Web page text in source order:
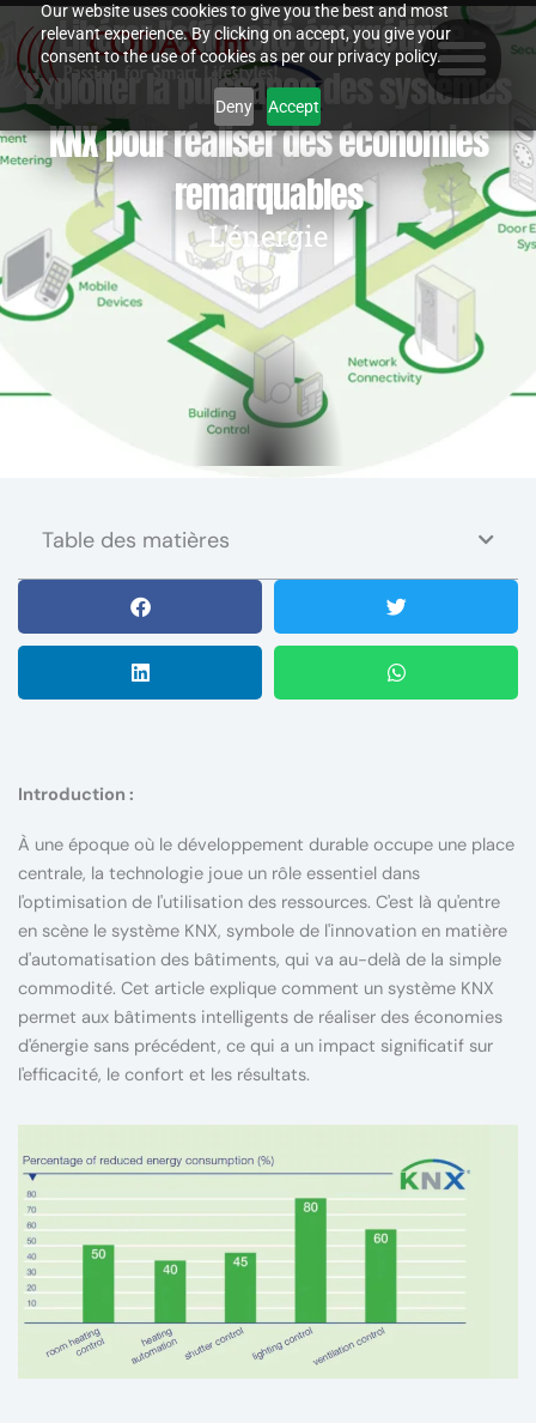
Our website uses cookies to give you the best and most
relevant experience. By clicking on accept, you give your
consent to the use of cookies as per our privacy policy.
Deny Accept
Skip
content
Libérer l'efficacité énergétique :
Exploiter la puissance des systèmes
KNX pour réaliser des économies
remarquables
L'énergie
Table des matières
Introduction :
À une époque où le développement durable occupe une place
centrale, la technologie joue un rôle essentiel dans
l'optimisation de l'utilisation des ressources. C'est là qu'entre
en scène le système KNX, symbole de l'innovation en matière
d'automatisation des bâtiments, qui va au-delà de la simple
commodité. Cet article explique comment un système KNX
permet aux bâtiments intelligents de réaliser des économies
d'énergie sans précédent, ce qui a un impact significatif sur
l'efficacité, le confort et les résultats.